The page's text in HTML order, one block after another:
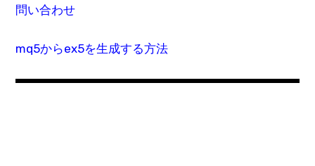
問い合わせ
mq5からex5を生成する方法